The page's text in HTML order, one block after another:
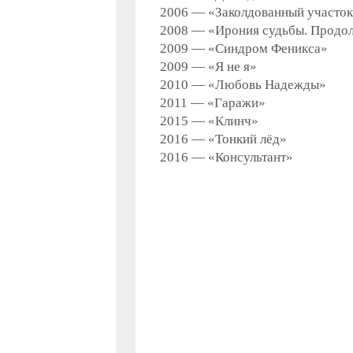
2006 — «Заколдованный
2008 — «Ирония судьбы.
2009 — «Синдром Феникса»
2009 — «Я не я»
2010 — «Любовь Надежды»
2011 — «Гаражи»
2015 — «Клинч»
2016 — «Тонкий лёд»
2016 — «Консультант»